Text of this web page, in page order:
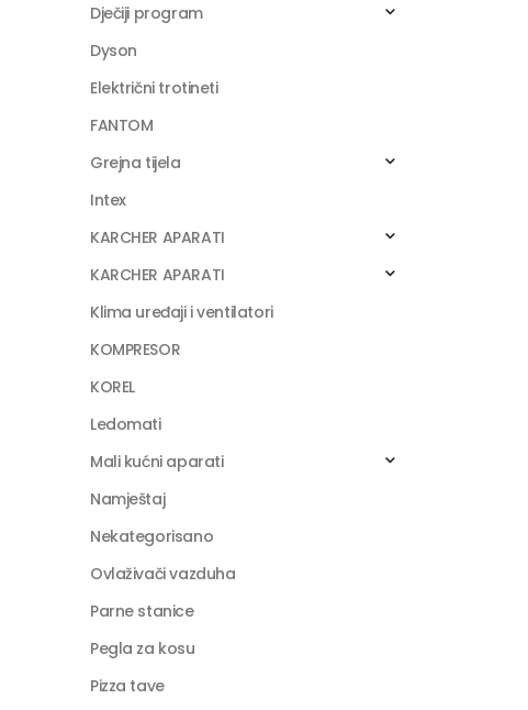
Dječiji program
Dyson
Električni trotineti
FANTOM
Grejna tijela
Intex
KARCHER APARATI
KARCHER APARATI
Klima uređaji i ventilatori
KOMPRESOR
KOREL
Ledomati
Mali kućni aparati
Namještaj
Nekategorisano
Ovlaživači vazduha
Parne stanice
Pegla za kosu
Pizza tave